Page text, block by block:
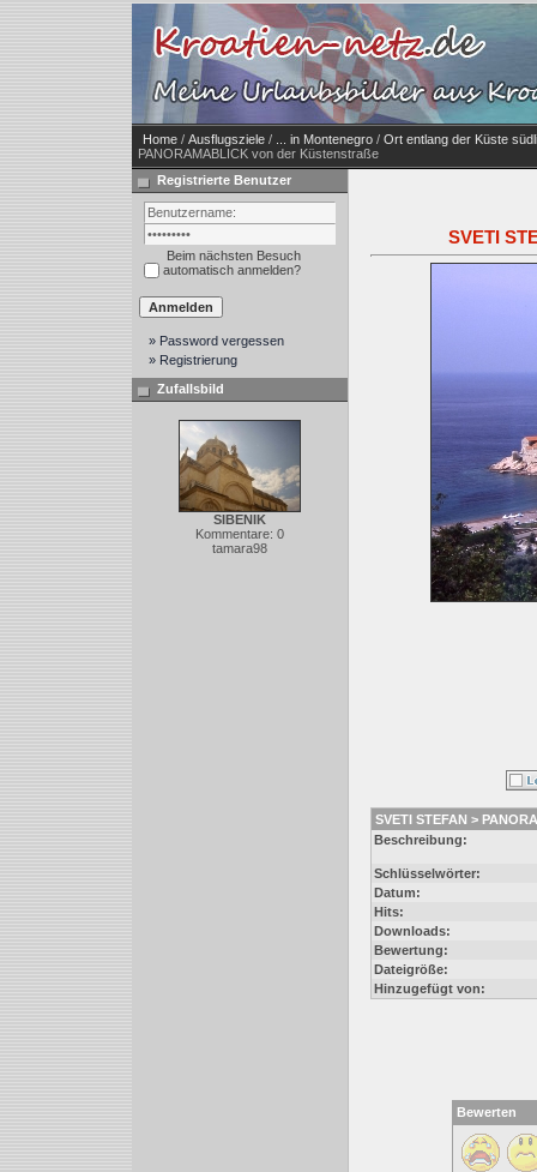
Home / Ausflugsziele / ... in Montenegro / Ort entlang der Küste
PANORAMABLICK von der Küstenstraße
Registrierte Benutzer
Beim nächsten Besuch
automatisch anmelden?
» Password vergessen
» Registrierung
Zufallsbild
SIBENIK
Kommentare: 0
tamara98
SVETI
SVETI STEFAN >
Beschreibung:
Schlüsselwörter:
Datum:
Hits:
Downloads:
Bewertung:
Dateigröße:
Hinzugefügt von:
Bewerten